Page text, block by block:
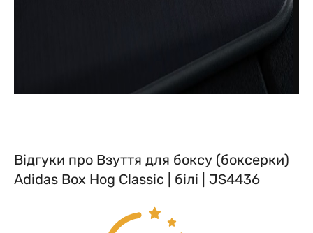
Відгуки про Взуття для боксу (боксерки)
Adidas Box Hog Classic | білі | JS4436